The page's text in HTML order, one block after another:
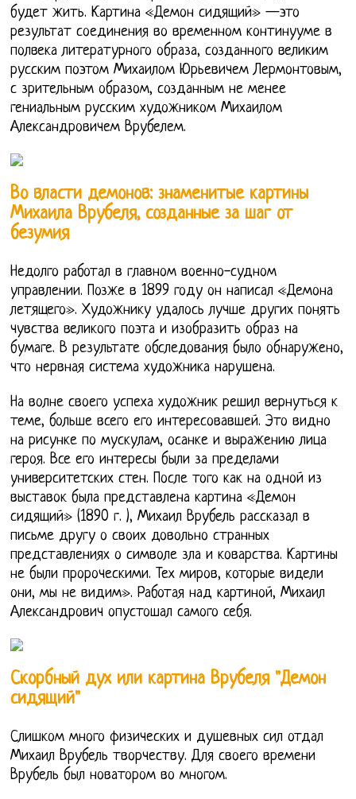
будет жить. Картина «Демон сидящий» —это
результат соединения во временном континууме в
полвека литературного образа, созданного великим
русским поэтом Михаилом Юрьевичем Лермонтовым,
с зрительным образом, созданным не менее
гениальным русским художником Михаилом
Александровичем Врубелем.
Во власти демонов: знаменитые картины
Михаила Врубеля, созданные за шаг от
безумия
Недолго работал в главном военно-судном
управлении. Позже в 1899 году он написал «Демона
летящего». Художнику удалось лучше других понять
чувства великого поэта и изобразить образ на
бумаге. В результате обследования было обнаружено,
что нервная система художника нарушена.
На волне своего успеха художник решил вернуться к
теме, больше всего его интересовавшей. Это видно
на рисунке по мускулам, осанке и выражению лица
героя. Все его интересы были за пределами
университетских стен. После того как на одной из
выставок была представлена картина «Демон
сидящий» (1890 г. ), Михаил Врубель рассказал в
письме другу о своих довольно странных
представлениях о символе зла и коварства. Картины
не были пророческими. Тех миров, которые видели
они, мы не видим». Работая над картиной, Михаил
Александрович опустошал самого себя.
Скорбный дух или картина Врубеля "Демон
сидящий"
Слишком много физических и душевных сил отдал
Михаил Врубель творчеству. Для своего времени
Врубель был новатором во многом.